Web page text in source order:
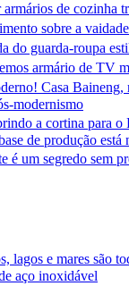
de cozinha
sobre a
do guarda-roupa
armário de TV
Casa Baineng,
modernismo
a cortina para o
de produção está
é um segredo sem
lagos e mares são
aço inoxidável